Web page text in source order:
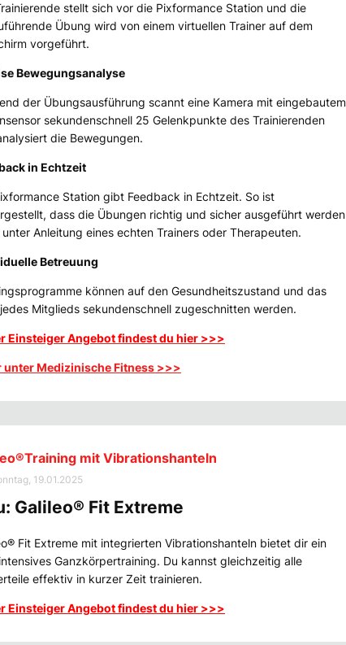
stellt sich vor die Pixformance Station und die
Übung wird von einem virtuellen Trainer auf dem
vorgeführt.
Bewegungsanalyse
der Übungsausführung scannt eine Kamera mit eingebautem
sekundenschnell 25 Gelenkpunkte des Trainierenden
die Bewegungen.
in Echtzeit
Station gibt Feedback in Echtzeit. So ist
dass die Übungen richtig und sicher ausgeführt werden
unter Anleitung eines echten Trainers oder Therapeuten.
Betreuung
können auf den Gesundheitszustand und das
Mitglieds sekundenschnell zugeschnitten werden.
Einsteiger Angebot findest du hier >>>
unter Medizinische Fitness >>>
mit Vibrationshanteln
19.01.2025
Galileo® Fit Extreme
Fit Extreme mit integrierten Vibrationshanteln bietet dir ein
Ganzkörpertraining. Du kannst gleichzeitig alle
effektiv in kurzer Zeit trainieren.
Einsteiger Angebot findest du hier >>>